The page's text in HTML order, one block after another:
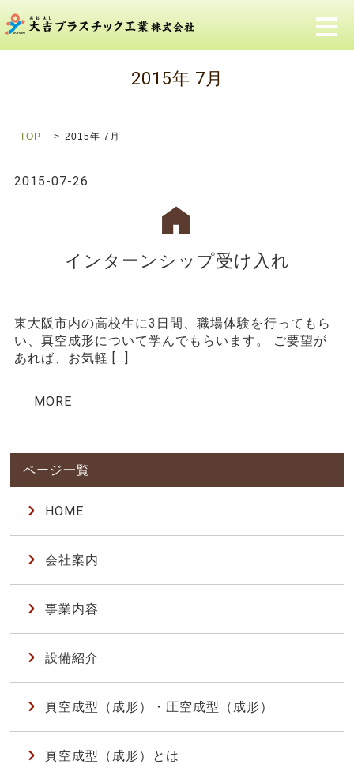
メ
2015年 7月
TOP 2015年 7月
2015-07-26
インターンシップ受け入れ
東大阪市内の高校生に3日間、職場体験を行ってもら
い、真空成形について学んでもらいます。 ご要望が
あれば、お気軽 […]
MORE
HOME
会社案内
事業内容
設備紹介
真空成型（成形）・圧空成型（成形）
真空成型（成形）とは